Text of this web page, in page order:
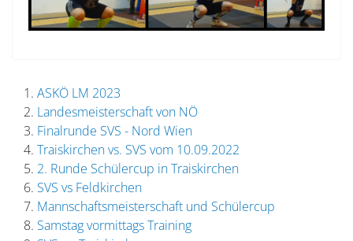
ASKÖ LM 2023
Landesmeisterschaft von NÖ
Finalrunde SVS - Nord Wien
Traiskirchen vs. SVS vom 10.09.2022
2. Runde Schülercup in Traiskirchen
SVS vs Feldkirchen
Mannschaftsmeisterschaft und Schülercup
Samstag vormittags Training